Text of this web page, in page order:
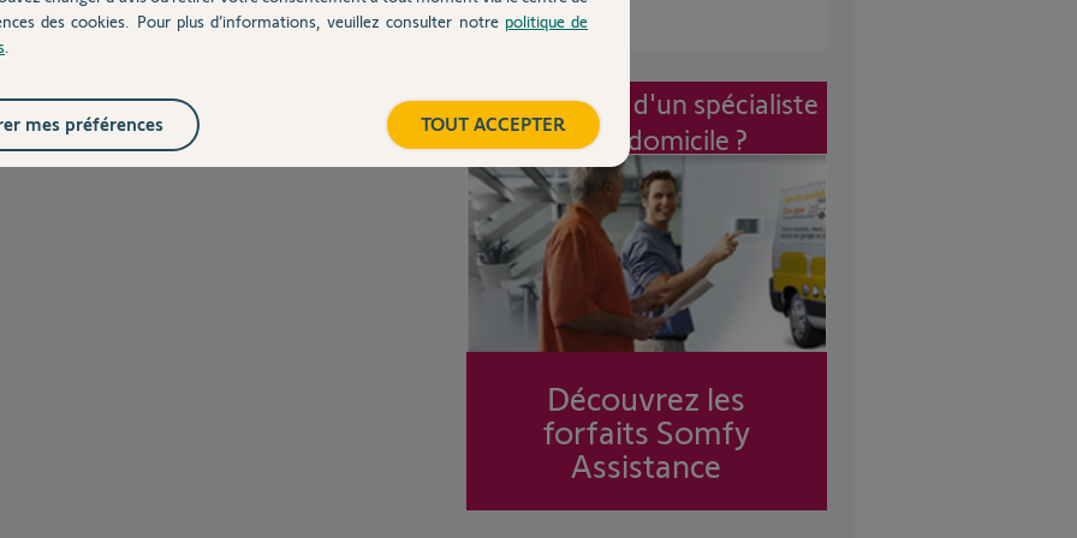
Posez votre question
Intervention d'un spécialiste
à mon domicile ?
Découvrez les
forfaits Somfy
Assistance
des cookies. Pour plus d’informations, veuillez consulter notre politique de
TOUT ACCEPTER
mes préférences